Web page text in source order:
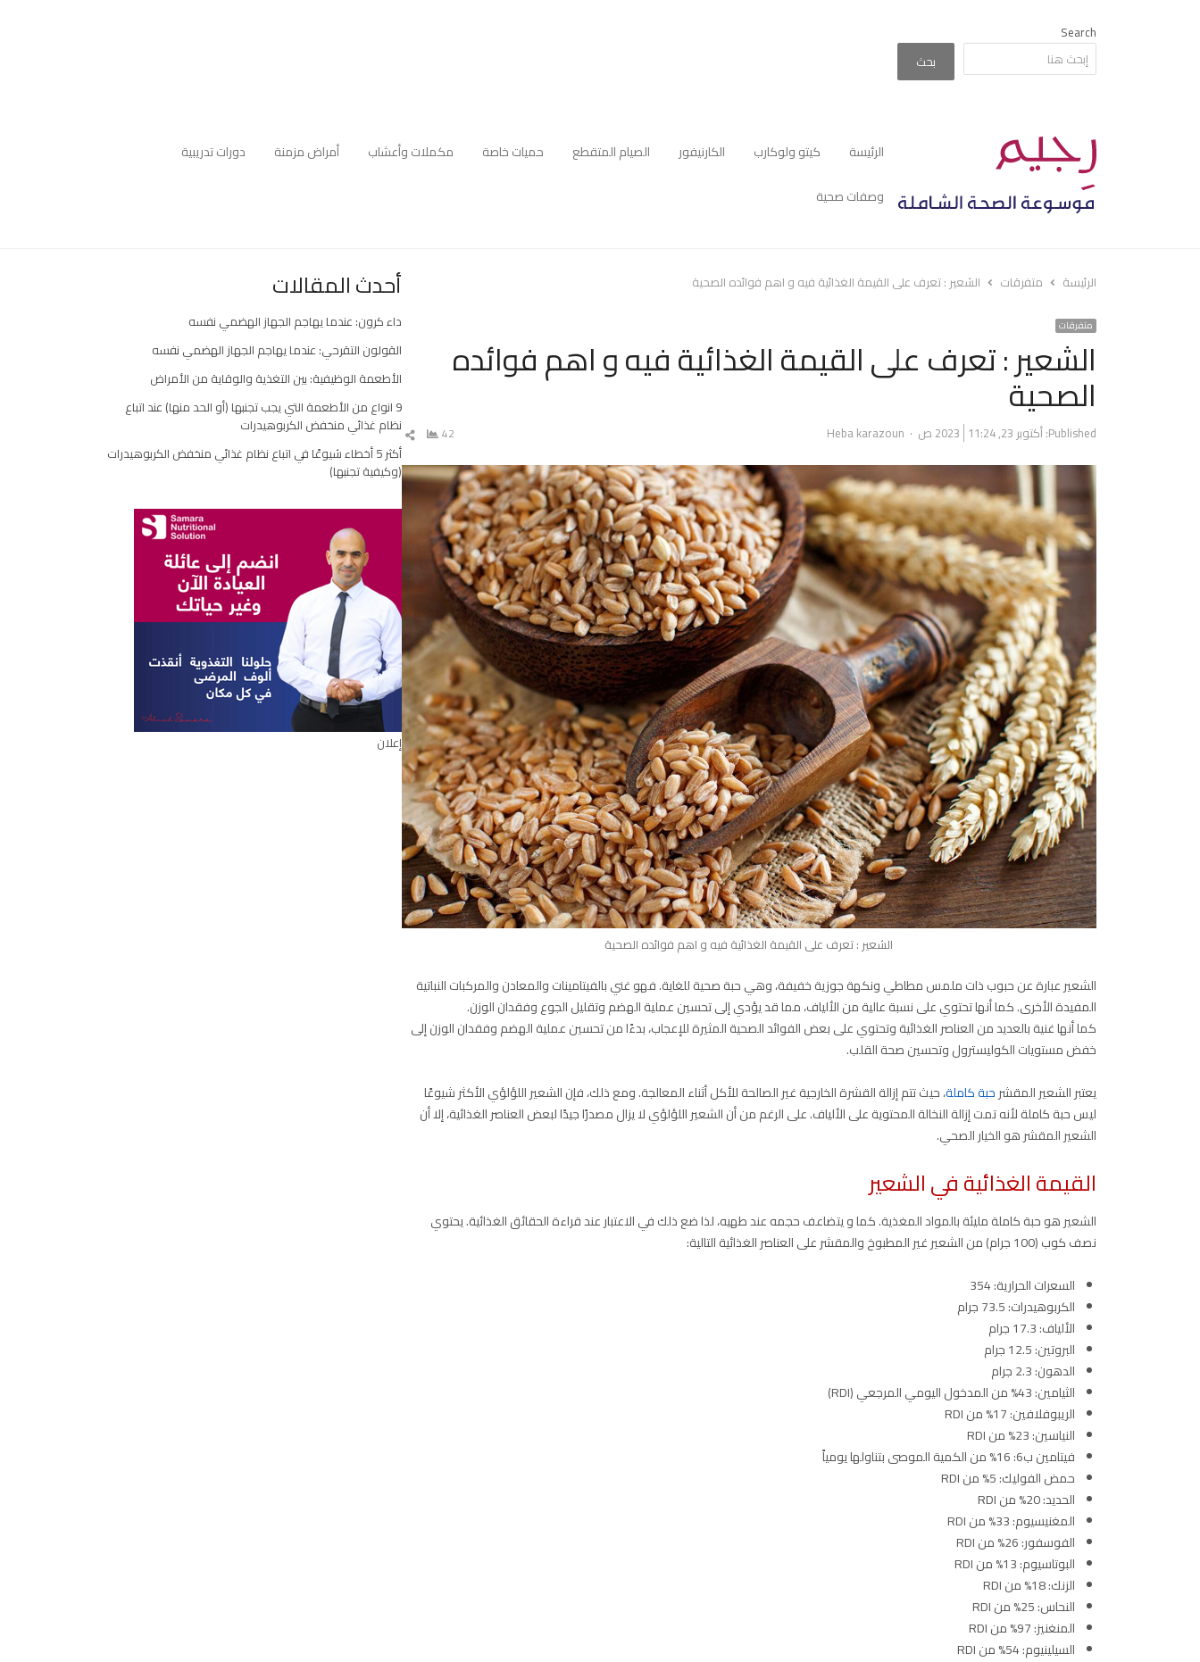
Search
بحث
الرئيسة كيتو ولوكارب الكارنيفور الصيام المتقطع حميات خاصة مكملات وأعشاب أمراض مزمنة
دورات تدريبية
وصفات صحية
الرئيسة متفرقات الشعير : تعرف على القيمة الغذائية فيه و اهم فوائده الصحية
متفرقات
الشعير : تعرف على القيمة الغذائية فيه و اهم فوائده
الصحية
Published: أكتوبر 23, 2023 11:24 ص Author
Heba karazoun
42
شارك
المقال
الشعير : تعرف على القيمة الغذائية فيه و اهم فوائده الصحية
الشعير عبارة عن حبوب ذات ملمس مطاطي ونكهة جوزية خفيفة، وهي حبة صحية للغاية. فهو غني بالفيتامينات والمعادن والمركبات النباتية
المفيدة الأخرى. كما أنها تحتوي على نسبة عالية من الألياف، مما قد يؤدي إلى تحسين عملية الهضم وتقليل الجوع وفقدان الوزن.
كما أنها غنية بالعديد من العناصر الغذائية وتحتوي على بعض الفوائد الصحية المثيرة للإعجاب، بدءًا من تحسين عملية الهضم وفقدان الوزن إلى
خفض مستويات الكوليسترول وتحسين صحة القلب.
يعتبر الشعير المقشرحبة كاملة، حيث تتم إزالة القشرة الخارجية غير الصالحة للأكل أثناء المعالجة. ومع ذلك، فإن الشعير اللؤلؤي الأكثر شيوعًا
ليس حبة كاملة لأنه تمت إزالة النخالة المحتوية على الألياف. على الرغم من أن الشعير اللؤلؤي لا يزال مصدرًا جيدًا لبعض العناصر الغذائية، إلا أن
الشعير المقشر هو الخيار الصحي.
القيمة الغذائية في الشعير
الشعير هو حبة كاملة مليئة بالمواد المغذية. كما و يتضاعف حجمه عند طهيه، لذا ضع ذلك في الاعتبار عند قراءة الحقائق الغذائية. يحتوي
نصف كوب (100 جرام) من الشعير غير المطبوخ والمقشر على العناصر الغذائية التالية:
السعرات الحرارية: 354
الكربوهيدرات: 73.5 جرام
الألياف: 17.3 جرام
البروتين: 12.5 جرام
الدهون: 2.3 جرام
الثيامين: 43% من المدخول اليومي المرجعي (RDI)
الريبوفلافين: 17% من RDI
النياسين: 23% من RDI
فيتامين ب6: 16% من الكمية الموصى بتناولها يومياً
حمض الفوليك: 5% من RDI
الحديد: 20% من RDI
المغنيسيوم: 33% من RDI
الفوسفور: 26% من RDI
البوتاسيوم: 13% من RDI
الزنك: 18% من RDI
النحاس: 25% من RDI
المنغنيز: 97% من RDI
السيلينيوم: 54% من RDI
أحدث المقالات
داء كرون: عندما يهاجم الجهاز الهضمي نفسه
القولون التقرحي: عندما يهاجم الجهاز الهضمي نفسه
الأطعمة الوظيفية: بين التغذية والوقاية من الأمراض
9 انواع من الأطعمة التي يجب تجنبها (أو الحد منها) عند اتباع
نظام غذائي منخفض الكربوهيدرات
أكثر 5 أخطاء شيوعًا في اتباع نظام غذائي منخفض الكربوهيدرات
(وكيفية تجنبها)
إعلان